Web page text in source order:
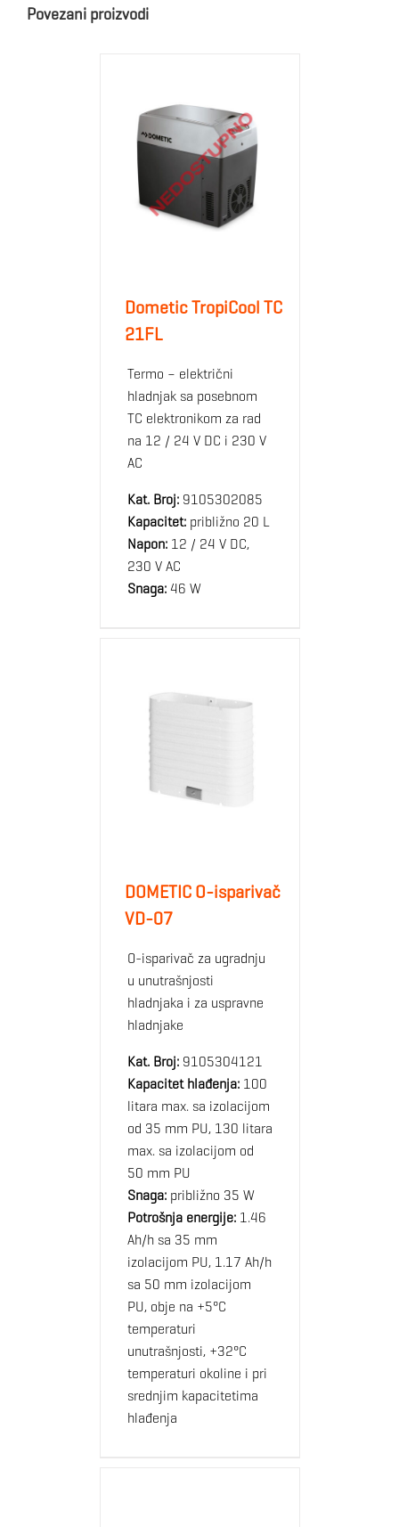
Povezani proizvodi
Dometic TropiCool TC
21FL
Termo – električni
hladnjak sa posebnom
TC elektronikom za rad
na 12 / 24 V DC i 230 V
AC
Kat. Broj:9105302085
Kapacitet:približno 20 L
Napon:12 / 24 V DC,
230 V AC
Snaga:46 W
DOMETIC O-isparivač
VD-07
O-isparivač za ugradnju
u unutrašnjosti
hladnjaka i za uspravne
hladnjake
Kat. Broj:9105304121
Kapacitet hlađenja:100
litara max. sa izolacijom
od 35 mm PU, 130 litara
max. sa izolacijom od
50 mm PU
Snaga:približno 35 W
Potrošnja energije:1.46
Ah/h sa 35 mm
izolacijom PU, 1.17 Ah/h
sa 50 mm izolacijom
PU, obje na +5°C
temperaturi
unutrašnjosti, +32°C
temperaturi okoline i pri
srednjim kapacitetima
hlađenja